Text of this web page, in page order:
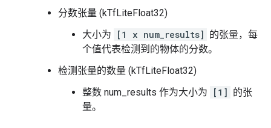
分数张量 (kTfLiteFloat32)
大小为
[1 x num_results] 的张量，每
个值代表检测到的物体的分数。
检测张量的数量 (kTfLiteFloat32)
整数 num_results 作为大小为
[1] 的张
量。